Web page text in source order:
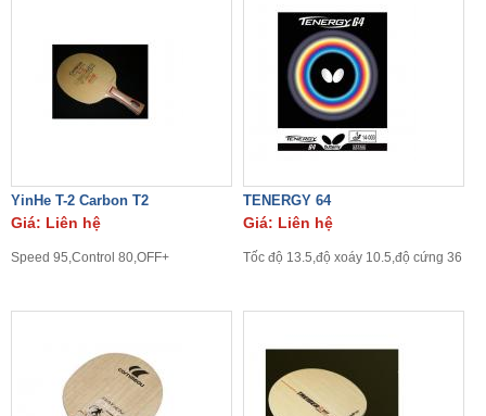
YinHe T-2 Carbon T2
Giá: Liên hệ
Speed 95,Control 80,OFF+
TENERGY 64
Giá: Liên hệ
Tốc độ 13.5,độ xoáy 10.5,độ cứng 36